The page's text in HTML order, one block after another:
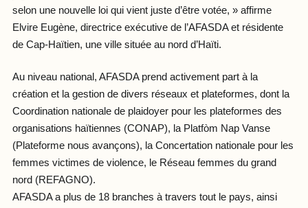
selon une nouvelle loi qui vient juste d’être votée, » affirme
Elvire Eugène, directrice exécutive de l’AFASDA et résidente
de Cap-Haïtien, une ville située au nord d’Haïti.
Au niveau national, AFASDA prend activement part à la
création et la gestion de divers réseaux et plateformes, dont la
Coordination nationale de plaidoyer pour les plateformes des
organisations haïtiennes (CONAP), la Platfòm Nap Vanse
(Plateforme nous avançons), la Concertation nationale pour les
femmes victimes de violence, le Réseau femmes du grand
nord (REFAGNO).
AFASDA a plus de 18 branches à travers tout le pays, ainsi